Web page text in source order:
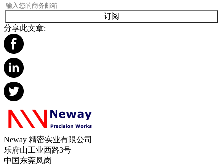
订阅
分享此文章:
Neway 精密实业有限公司
乐府山工业西路3号
中国东莞凤岗